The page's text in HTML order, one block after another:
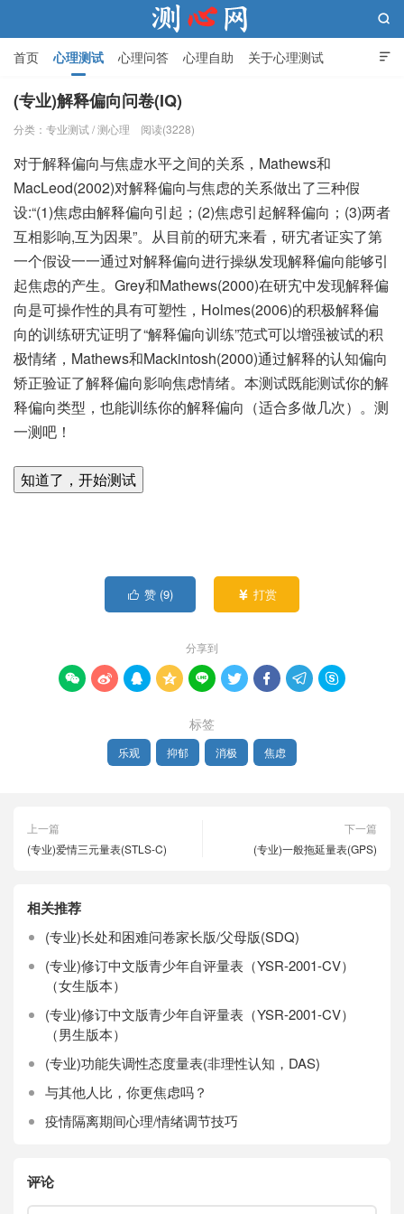

首页 心理测试 心理问答 心理自助 关于心理测试

(专业)解释偏向问卷(IQ)
分类： 专业测试 /测心理 阅读(3228)
对于解释偏向与焦虚水平之间的关系，Mathews和
MacLeod(2002)对解释偏向与焦虑的关系做出了三种假
设:“(1)焦虑由解释偏向引起；(2)焦虑引起解释偏向；(3)两者
互相影响,互为因果”。从目前的研宄来看，研宄者证实了第
一个假设一一通过对解释偏向进行操纵发现解释偏向能够引
起焦虑的产生。Grey和Mathews(2000)在研宄中发现解释偏
向是可操作性的具有可塑性，Holmes(2006)的积极解释偏
向的训练研宄证明了“解释偏向训练”范式可以增强被试的积
极情绪，Mathews和Mackintosh(2000)通过解释的认知偏向
矫正验证了解释偏向影响焦虑情绪。本测试既能测试你的解
释偏向类型，也能训练你的解释偏向（适合多做几次）。测
一测吧！
知道了，开始测试
 赞 (9)  打赏
分享到
        
标签
乐观 抑郁 消极 焦虑
上一篇
(专业)爱情三元量表(STLS-C)
下一篇
(专业)一般拖延量表(GPS)
相关推荐
(专业)长处和困难问卷家长版/父母版(SDQ)
(专业)修订中文版青少年自评量表（YSR-2001-CV）
（女生版本）
(专业)修订中文版青少年自评量表（YSR-2001-CV）
（男生版本）
(专业)功能失调性态度量表(非理性认知，DAS)
与其他人比，你更焦虑吗？
疫情隔离期间心理/情绪调节技巧
评论